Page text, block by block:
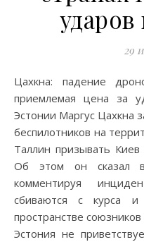
29
Цахкна: падение дронов на территории НАТО –
приемлемая цена за
Эстонии Маргус Цахкна
беспилотников на
Таллин призывать
Об этом он сказал в
комментируя
сбиваются с курса
пространстве
Эстония не